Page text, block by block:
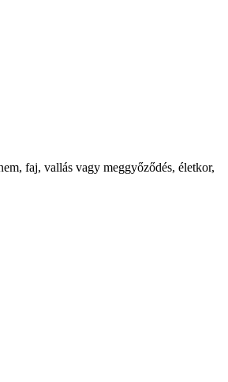
faj, vallás vagy meggyőződés, életkor,